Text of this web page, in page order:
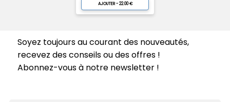
AJOUTER - 22.00 €
Soyez toujours au courant des nouveautés,
recevez des conseils ou des offres !
Abonnez-vous à notre newsletter !